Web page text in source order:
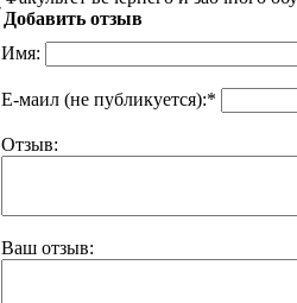
Добавить отзыв
Имя:
Е-маил (не публикуется):*
Отзыв:
Ваш отзыв: